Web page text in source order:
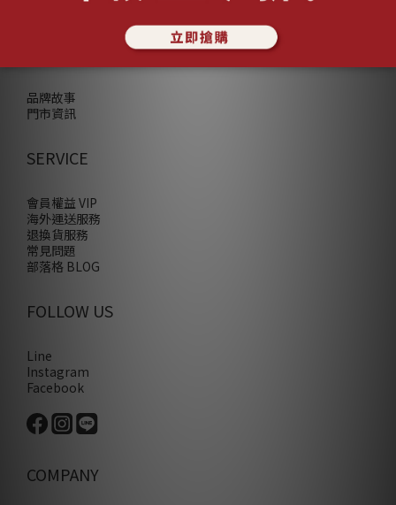
ABOUT Lucy's
品牌故事
門市資訊
SERVICE
會員權益 VIP
海外運送服務
退換貨服務
常見問題
部落格 BLOG
FOLLOW US
Line
Instagram
Facebook
COMPANY